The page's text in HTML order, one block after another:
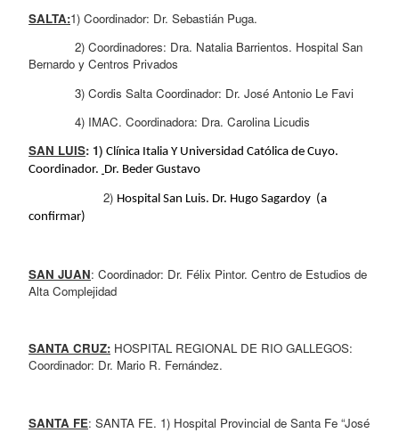
SALTA:1) Coordinador: Dr. Sebastián Puga.
2) Coordinadores: Dra. Natalia Barrientos. Hospital San
Bernardo y Centros Privados
3) Cordis Salta Coordinador: Dr. José Antonio Le Favi
4) IMAC. Coordinadora: Dra. Carolina Licudis
SAN LUIS: 1) Clínica Italia Y Universidad Católica de Cuyo.
Coordinador. Dr. Beder Gustavo
2) Hospital San Luis. Dr. Hugo Sagardoy  (a
confirmar)
SAN JUAN: Coordinador: Dr. Félix Pintor. Centro de Estudios de
Alta Complejidad
SANTA CRUZ: HOSPITAL REGIONAL DE RIO GALLEGOS:
Coordinador: Dr. Mario R. Fernández.
SANTA FE: SANTA FE. 1) Hospital Provincial de Santa Fe “José